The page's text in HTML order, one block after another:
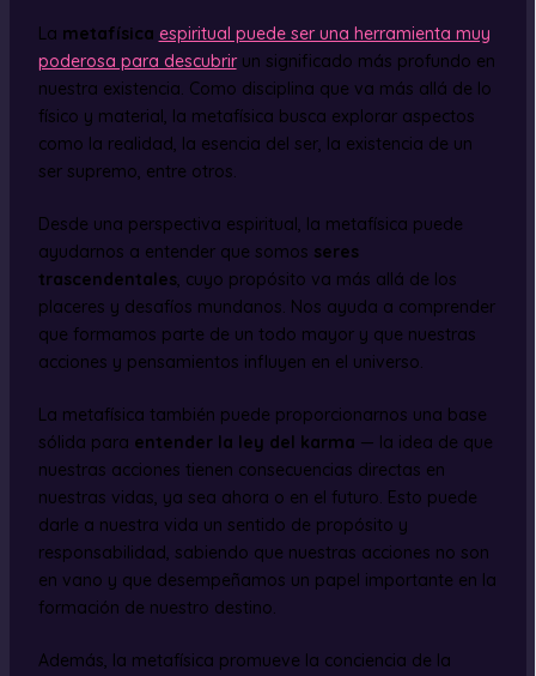
La metafísica espiritual puede ser una herramienta muy
poderosa para descubrirun significado más profundo en
nuestra existencia. Como disciplina que va más allá de lo
físico y material, la metafísica busca explorar aspectos
como la realidad, la esencia del ser, la existencia de un
ser supremo, entre otros.
Desde una perspectiva espiritual, la metafísica puede
ayudarnos a entender que somos seres
trascendentales, cuyo propósito va más allá de los
placeres y desafíos mundanos. Nos ayuda a comprender
que formamos parte de un todo mayor y que nuestras
acciones y pensamientos influyen en el universo.
La metafísica también puede proporcionarnos una base
sólida para entender la ley del karma — la idea de que
nuestras acciones tienen consecuencias directas en
nuestras vidas, ya sea ahora o en el futuro. Esto puede
darle a nuestra vida un sentido de propósito y
responsabilidad, sabiendo que nuestras acciones no son
en vano y que desempeñamos un papel importante en la
formación de nuestro destino.
Además, la metafísica promueve la conciencia de la